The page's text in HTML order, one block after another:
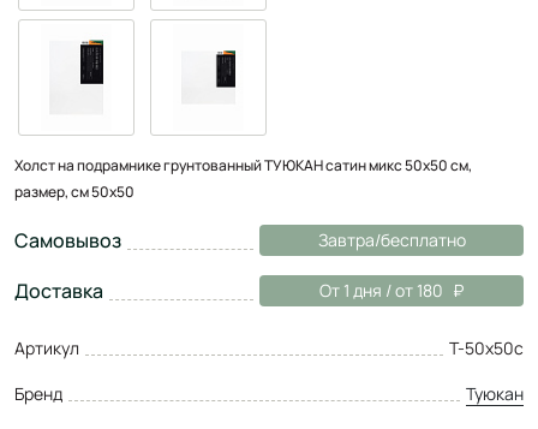
Холст на подрамнике грунтованный ТУЮКАН сатин микс 50х50 см,
размер, см 50x50
Самовывоз Завтра/бесплатно
Доставка От 1 дня / от 180
Артикул
Т-50х50с
Бренд
Туюкан